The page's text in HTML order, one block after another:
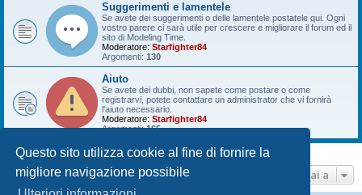
Questo sito utilizza cookie al fine di fornire la
migliore navigazione possibile
Suggerimenti e lamentele
Se avete dei suggerimenti o delle lamentele postatele qui. Ogni
vostro parere ci sarà utile per crescere e migliorare il forum ed il
sito di Modeling Time.
Moderatore: Starfighter84
Argomenti: 130
Aiuto
Se avete dei dubbi, non sapete come postare o come
registrarvi, potete contattare un administrator che vi fornirà
l'aiuto necessario.
Moderatore: Starfighter84
Argomenti:165
Vai a